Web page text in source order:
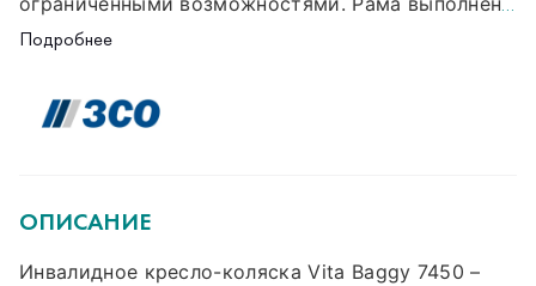
из алюминиевого сплава, что обеспечивает ее
эффективным параметрам ширины и глубины
сиденья, а также возможности регулировки
индивидуальным потребностям каждого
быстросъемными задними колесами диаметром
Подробнее
ОПИСАНИЕ
Инвалидное кресло-коляска Vita Baggy 7450 –